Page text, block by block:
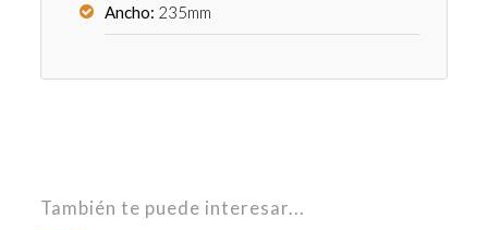
Ancho: 235mm
También te puede interesar...